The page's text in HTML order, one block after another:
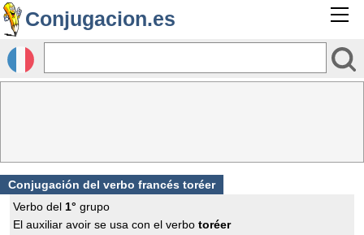
Conjugacion.es
Conjugación del verbo francés toréer
Verbo del 1° grupo
El auxiliar avoir se usa con el verbo toréer